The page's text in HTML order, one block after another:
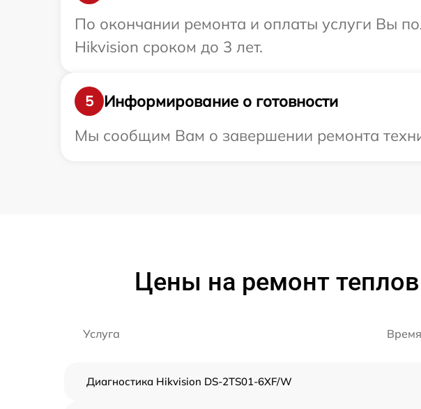
По окончании ремонта и оплаты услуги Вы
Hikvision сроком до 3 лет.
5
Информирование о готовности
Мы сообщим Вам о завершении ремонта
Цены на ремонт
Услуга
Диагностика Hikvision DS-2TS01-6XF/W